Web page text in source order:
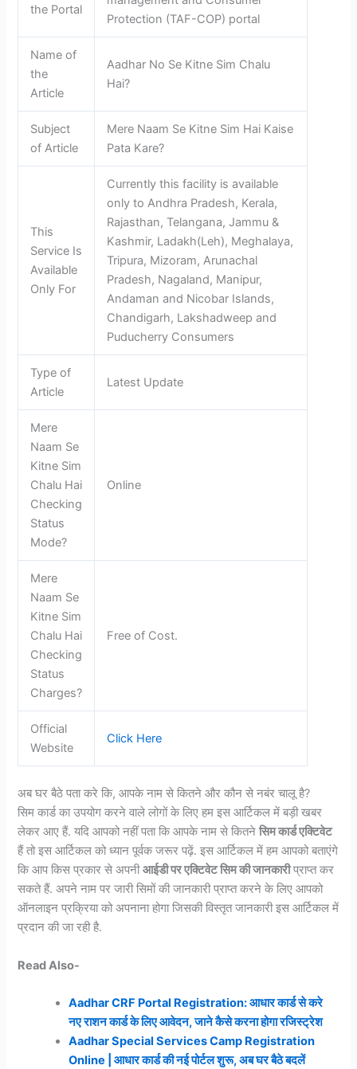
the Portal
Protection (TAF-COP) portal
Name of
the
Article
Aadhar No Se Kitne Sim Chalu
Hai?
Subject
of Article
Mere Naam Se Kitne Sim Hai Kaise
Pata Kare?
This
Service Is
Available
Only For
Currently this facility is available
only to Andhra Pradesh, Kerala,
Rajasthan, Telangana, Jammu &
Kashmir, Ladakh(Leh), Meghalaya,
Tripura, Mizoram, Arunachal
Pradesh, Nagaland, Manipur,
Andaman and Nicobar Islands,
Chandigarh, Lakshadweep and
Puducherry Consumers
Type of
Article
Latest Update
Mere
Naam Se
Kitne Sim
Chalu Hai
Checking
Status
Mode?
Online
Mere
Naam Se
Kitne Sim
Chalu Hai
Checking
Status
Charges?
Free of Cost.
Official
Website
Click Here
अब घर बैठे पता करे कि, आपके नाम से कितने और कौन से नबंर चालू है?
सिम कार्ड का उपयोग करने वाले लोगों के लिए हम इस आर्टिकल में बड़ी खबर
लेकर आए हैं. यदि आपको नहीं पता कि आपके नाम से कितनेसिम कार्ड एक्टिवेट
हैं तो इस आर्टिकल को ध्यान पूर्वक जरूर पढ़ें. इस आर्टिकल में हम आपको बताएंगे
कि आप किस प्रकार से अपनीआईडी पर एक्टिवेट सिम की जानकारीप्राप्त कर
सकते हैं. अपने नाम पर जारी सिमों की जानकारी प्राप्त करने के लिए आपको
ऑनलाइन प्रक्रिया को अपनाना होगा जिसकी विस्तृत जानकारी इस आर्टिकल में
प्रदान की जा रही है.
Read Also-
Aadhar CRF Portal Registration: आधार कार्ड से करे
नए राशन कार्ड के लिए आवेदन, जाने कैसे करना होगा रजिस्ट्रेश
Aadhar Special Services Camp Registration
Online | आधार कार्ड की नई पोर्टल शुरू, अब घर बैठे बदलें